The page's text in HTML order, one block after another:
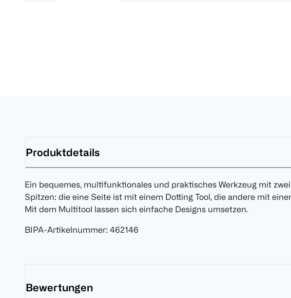
Produktdetails
Ein bequemes, multifunktionales und praktisches Werkzeug mit
Spitzen: die eine Seite ist mit einem Dotting Tool, die andere mit
Mit dem Multitool lassen sich einfache Designs umsetzen.
BIPA-Artikelnummer: 462146
Bewertungen